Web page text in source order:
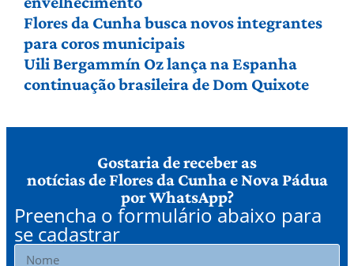
Flores da Cunha busca novos integrantes
para coros municipais
Uili Bergammín Oz lança na Espanha
continuação brasileira de Dom Quixote
Gostaria de receber as
notícias de Flores da Cunha e Nova Pádua
por WhatsApp?
Preencha o formulário abaixo para
se cadastrar